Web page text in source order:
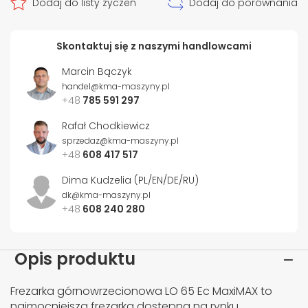
Opis produktu
Frezarka górnowrzecionowa LO 65 Ec MaxiMAX to
Dodaj do listy życzeń Dodaj do porównania
Skontaktuj się z naszymi handlowcami
Marcin Bączyk
handel@kma-maszyny.pl
+48 785 591 297
Rafał Chodkiewicz
sprzedaz@kma-maszyny.pl
+48 608 417 517
Dima Kudzelia (PL/EN/DE/RU)
dk@kma-maszyny.pl
+48 608 240 280